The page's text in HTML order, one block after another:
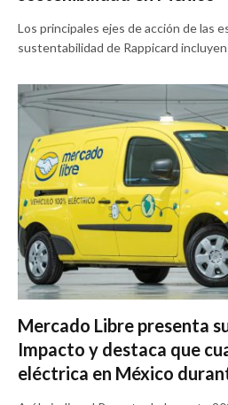
Los principales ejes de acción de las
sustentabilidad de Rappicard
Mercado Libre presenta
Impacto y destaca que
eléctrica en México